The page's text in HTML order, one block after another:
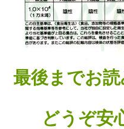
最後までお
どうぞ安